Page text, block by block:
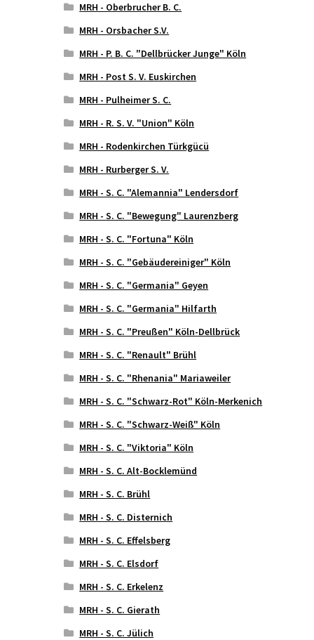
MRH - Oberbrucher B. C.
MRH - Orsbacher S.V.
MRH - P. B. C. "Dellbrücker Junge" Köln
MRH - Post S. V. Euskirchen
MRH - Pulheimer S. C.
MRH - R. S. V. "Union" Köln
MRH - Rodenkirchen Türkgücü
MRH - Rurberger S. V.
MRH - S. C. "Alemannia" Lendersdorf
MRH - S. C. "Bewegung" Laurenzberg
MRH - S. C. "Fortuna" Köln
MRH - S. C. "Gebäudereiniger" Köln
MRH - S. C. "Germania" Geyen
MRH - S. C. "Germania" Hilfarth
MRH - S. C. "Preußen" Köln-Dellbrück
MRH - S. C. "Renault" Brühl
MRH - S. C. "Rhenania" Mariaweiler
MRH - S. C. "Schwarz-Rot" Köln-Merkenich
MRH - S. C. "Schwarz-Weiß" Köln
MRH - S. C. "Viktoria" Köln
MRH - S. C. Alt-Bocklemünd
MRH - S. C. Brühl
MRH - S. C. Disternich
MRH - S. C. Effelsberg
MRH - S. C. Elsdorf
MRH - S. C. Erkelenz
MRH - S. C. Gierath
MRH - S. C. Jülich